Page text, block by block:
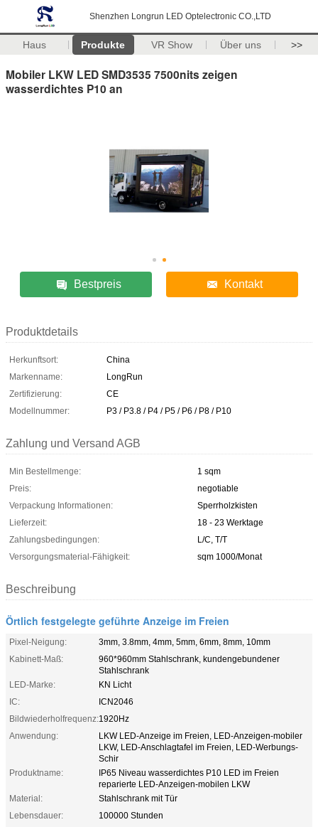
Shenzhen Longrun LED Optelectronic CO.,LTD
Haus Produkte VR Show Über uns >>
Mobiler LKW LED SMD3535 7500nits zeigen
wasserdichtes P10 an
Bestpreis Kontakt
Produktdetails
Herkunftsort:
China
Markenname:
LongRun
Zertifizierung:
CE
Modellnummer:
P3 / P3.8 / P4 / P5 / P6 / P8 / P10
Zahlung und Versand AGB
Min Bestellmenge:
1 sqm
Preis:
negotiable
Verpackung Informationen:
Sperrholzkisten
Lieferzeit:
18 - 23 Werktage
Zahlungsbedingungen:
L/C, T/T
Versorgungsmaterial-Fähigkeit:
sqm 1000/Monat
Beschreibung
Örtlich festgelegte geführte Anzeige im Freien
Pixel-Neigung:
3mm, 3.8mm, 4mm, 5mm, 6mm, 8mm, 10mm
Kabinett-Maß:
960*960mm Stahlschrank, kundengebundener
Stahlschrank
LED-Marke:
KN Licht
IC:
ICN2046
Bildwiederholfrequenz:1920Hz
Anwendung:
LKW LED-Anzeige im Freien, LED-Anzeigen-mobiler
LKW, LED-Anschlagtafel im Freien, LED-Werbungs-
Schir
Produktname:
IP65 Niveau wasserdichtes P10 LED im Freien
reparierte LED-Anzeigen-mobilen LKW
Material:
Stahlschrank mit Tür
Lebensdauer:
100000 Stunden